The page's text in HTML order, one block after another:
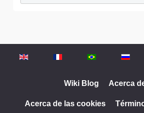
Seleccione su idioma
Wiki Blog Acerca
Acerca de las cookies